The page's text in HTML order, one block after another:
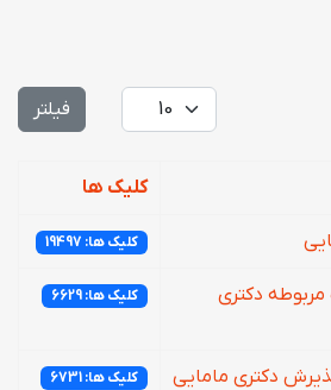
نمایش # فیلتر
کلیک ها
کلیک ها: 19497
مربوطه دکتری
کلیک ها: 6629
دکتری مامایی کلیک ها: 6731